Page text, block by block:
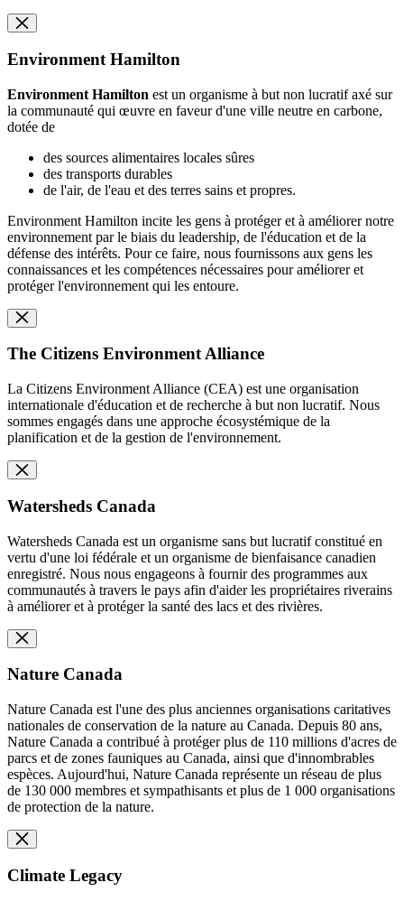
Environment Hamilton
Environment Hamilton est un organisme à but non lucratif axé sur
la communauté qui œuvre en faveur d'une ville neutre en carbone,
dotée de
des sources alimentaires locales sûres
des transports durables
de l'air, de l'eau et des terres sains et propres.
Environment Hamilton incite les gens à protéger et à améliorer notre
environnement par le biais du leadership, de l'éducation et de la
défense des intérêts. Pour ce faire, nous fournissons aux gens les
connaissances et les compétences nécessaires pour améliorer et
protéger l'environnement qui les entoure.
The Citizens Environment Alliance
La Citizens Environment Alliance (CEA) est une organisation
internationale d'éducation et de recherche à but non lucratif. Nous
sommes engagés dans une approche écosystémique de la
planification et de la gestion de l'environnement.
Watersheds Canada
Watersheds Canada est un organisme sans but lucratif constitué en
vertu d'une loi fédérale et un organisme de bienfaisance canadien
enregistré. Nous nous engageons à fournir des programmes aux
communautés à travers le pays afin d'aider les propriétaires riverains
à améliorer et à protéger la santé des lacs et des rivières.
Nature Canada
Nature Canada est l'une des plus anciennes organisations caritatives
nationales de conservation de la nature au Canada. Depuis 80 ans,
Nature Canada a contribué à protéger plus de 110 millions d'acres de
parcs et de zones fauniques au Canada, ainsi que d'innombrables
espèces. Aujourd'hui, Nature Canada représente un réseau de plus
de 130 000 membres et sympathisants et plus de 1 000 organisations
de protection de la nature.
Climate Legacy